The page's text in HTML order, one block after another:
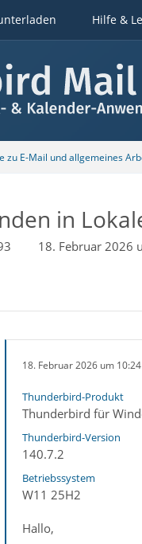
Hilfe &
zu E-Mail und allgemeines
in
18. Februar 2026
18. Februar 2026 um 10:24
Thunderbird-Produkt
Thunderbird für
Thunderbird-Version
140.7.2
Betriebssystem
W11 25H2
Hallo,